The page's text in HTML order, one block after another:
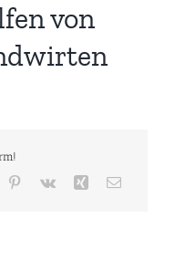
von
Pinterest
Vk Xing E-